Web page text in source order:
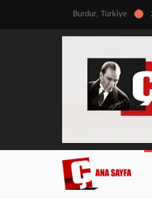
Burdur, Türkiye